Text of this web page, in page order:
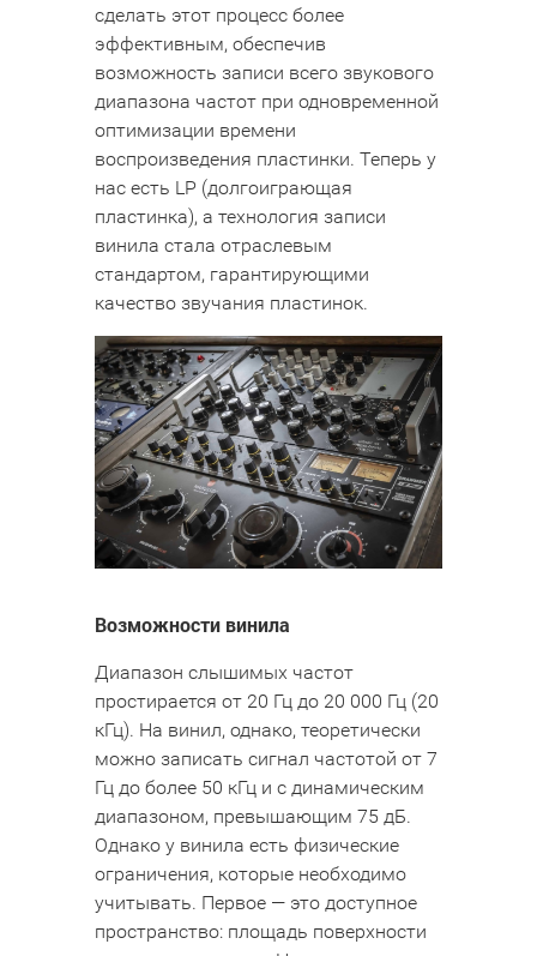
сделать этот процесс более
эффективным, обеспечив
возможность записи всего звукового
диапазона частот при одновременной
оптимизации времени
воспроизведения пластинки. Теперь у
нас есть LP (долгоиграющая
пластинка), а технология записи
винила стала отраслевым
стандартом, гарантирующими
качество звучания пластинок.
Возможности винила
Диапазон слышимых частот
простирается от 20 Гц до 20 000 Гц (20
кГц). На винил, однако, теоретически
можно записать сигнал частотой от 7
Гц до более 50 кГц и с динамическим
диапазоном, превышающим 75 дБ.
Однако у винила есть физические
ограничения, которые необходимо
учитывать. Первое — это доступное
пространство: площадь поверхности